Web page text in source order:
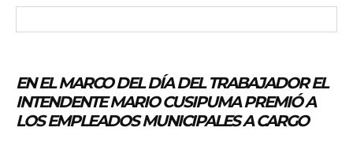
EN EL MARCO DEL DÍA DEL TRABAJADOR EL
INTENDENTE MARIO CUSIPUMA PREMIÓ A
LOS EMPLEADOS MUNICIPALES A CARGO